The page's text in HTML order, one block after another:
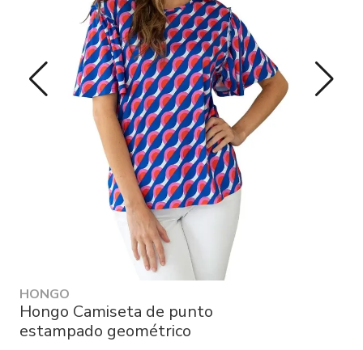
HONGO
Hongo Camiseta de punto
estampado geométrico